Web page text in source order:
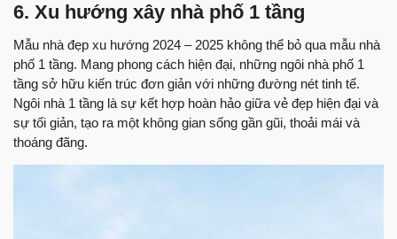
6. Xu hướng xây nhà phố 1 tầng
Mẫu nhà đẹp xu hướng 2024 – 2025 không thể bỏ qua mẫu nhà
phố 1 tầng. Mang phong cách hiện đại, những ngôi nhà phố 1
tầng sở hữu kiến trúc đơn giản với những đường nét tinh tế.
Ngôi nhà 1 tầng là sự kết hợp hoàn hảo giữa vẻ đẹp hiện đại và
sự tối giản, tạo ra một không gian sống gần gũi, thoải mái và
thoáng đãng.